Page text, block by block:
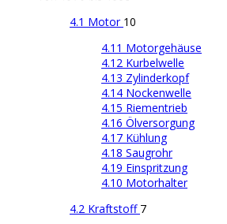
4.1 Motor 10
4.11 Motorgehäuse
4.12 Kurbelwelle
4.13 Zylinderkopf
4.14 Nockenwelle
4.15 Riementrieb
4.16 Ölversorgung
4.17 Kühlung
4.18 Saugrohr
4.19 Einspritzung
4.10 Motorhalter
4.2 Kraftstoff 7